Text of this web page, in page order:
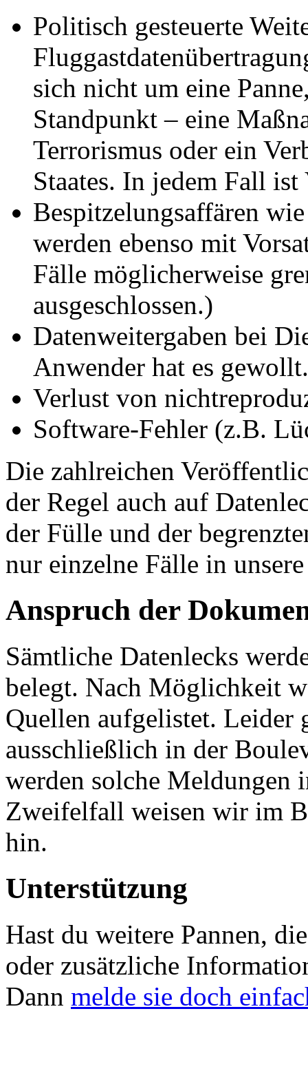
Politisch gesteuerte
sich nicht um eine
Standpunkt – eine
Terrorismus oder ein
Staates. In jedem Fall
Bespitzelungsaffären
werden ebenso mit
Fälle möglicherweise
ausgeschlossen.)
Datenweitergaben bei
Anwender hat es
Verlust von
Software-Fehler (z.B.
Die zahlreichen
der Regel auch auf
der Fülle und der
nur einzelne Fälle in
Anspruch der
Sämtliche Datenlecks
belegt. Nach Möglichkeit
Quellen aufgelistet. Leider
ausschließlich in der
werden solche Meldungen
Zweifelfall weisen wir im
hin.
Unterstützung
Hast du weitere Pannen,
oder zusätzliche
Dann melde sie doch